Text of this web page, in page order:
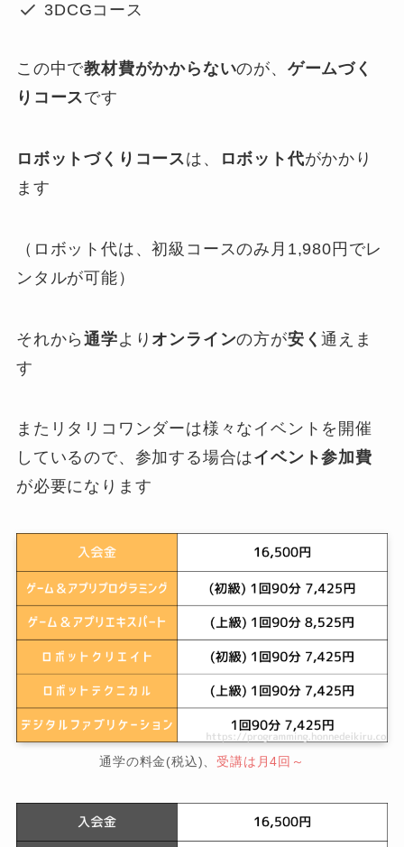
3DCGコース
この中で教材費がかからないのが、 ゲームづく
りコースです
ロボットづくりコースは、 ロボット代がかかり
ます
（ロボット代は、初級コースのみ月1,980円でレ
ンタルが可能）
それから通学より オンラインの方が安く通えま
す
またリタリコワンダーは様々なイベントを開催
しているので、参加する場合はイベント参加費
が必要になります
通学の料金(税込)、 受講は月4回～